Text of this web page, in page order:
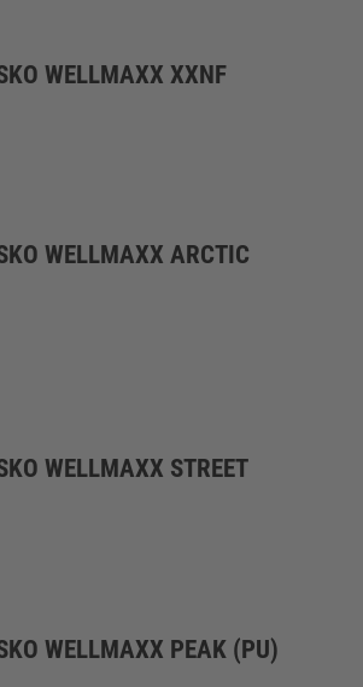
WELLMAXX XXNF
WELLMAXX ARCTIC
WELLMAXX STREET
WELLMAXX PEAK (PU)